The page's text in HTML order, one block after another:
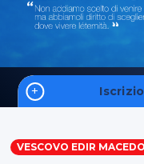
Fale Conosco
VESCOVO EDIR MACEDO